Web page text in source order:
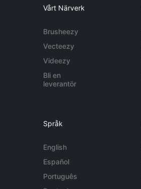
Vårt Närverk
Brusheezy
Vecteezy
Videezy
Bli en
leverantör
Språk
English
Español
Português